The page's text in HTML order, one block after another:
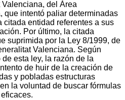
del Área
que intentó paliar determinadas
entidad referentes a sus
Por último, la citada
suprimida por la Ley 8/1999, de
Valenciana. Según
esta ley, la razón de la
de huir de la creación de
y pobladas estructuras
la voluntad de buscar fórmulas